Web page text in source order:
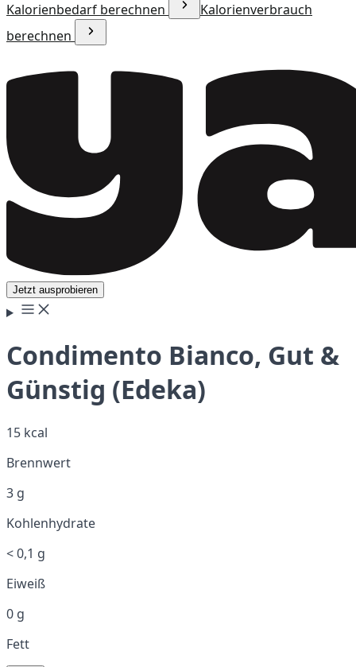
Kalorienbedarf berechnen
Kalorienverbrauch
berechnen
Jetzt ausprobieren
Condimento Bianco, Gut &
Günstig (Edeka)
15 kcal
Brennwert
3 g
Kohlenhydrate
< 0,1 g
Eiweiß
0 g
Fett